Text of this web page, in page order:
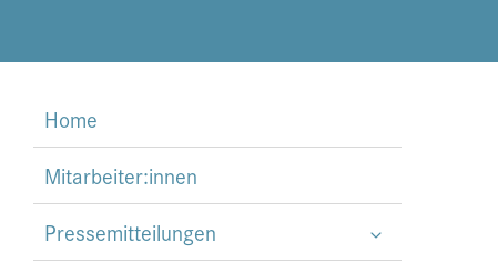
Home
Mitarbeiter:innen
Pressemitteilungen